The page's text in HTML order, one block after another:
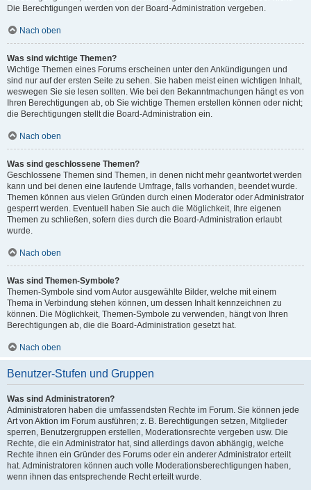
Die Berechtigungen werden von der Board-Administration vergeben.
Nach oben
Was sind wichtige Themen?
Wichtige Themen eines Forums erscheinen unter den Ankündigungen und
sind nur auf der ersten Seite zu sehen. Sie haben meist einen wichtigen Inhalt,
weswegen Sie sie lesen sollten. Wie bei den Bekanntmachungen hängt es von
Ihren Berechtigungen ab, ob Sie wichtige Themen erstellen können oder nicht;
die Berechtigungen stellt die Board-Administration ein.
Nach oben
Was sind geschlossene Themen?
Geschlossene Themen sind Themen, in denen nicht mehr geantwortet werden
kann und bei denen eine laufende Umfrage, falls vorhanden, beendet wurde.
Themen können aus vielen Gründen durch einen Moderator oder Administrator
gesperrt werden. Eventuell haben Sie auch die Möglichkeit, Ihre eigenen
Themen zu schließen, sofern dies durch die Board-Administration erlaubt
wurde.
Nach oben
Was sind Themen-Symbole?
Themen-Symbole sind vom Autor ausgewählte Bilder, welche mit einem
Thema in Verbindung stehen können, um dessen Inhalt kennzeichnen zu
können. Die Möglichkeit, Themen-Symbole zu verwenden, hängt von Ihren
Berechtigungen ab, die die Board-Administration gesetzt hat.
Nach oben
Benutzer-Stufen und Gruppen
Was sind Administratoren?
Administratoren haben die umfassendsten Rechte im Forum. Sie können jede
Art von Aktion im Forum ausführen; z. B. Berechtigungen setzen, Mitglieder
sperren, Benutzergruppen erstellen, Moderationsrechte vergeben usw. Die
Rechte, die ein Administrator hat, sind allerdings davon abhängig, welche
Rechte ihnen ein Gründer des Forums oder ein anderer Administrator erteilt
hat. Administratoren können auch volle Moderationsberechtigungen haben,
wenn ihnen das entsprechende Recht erteilt wurde.